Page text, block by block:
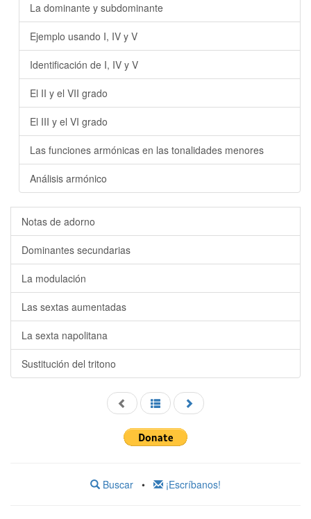
La dominante y subdominante
Ejemplo usando I, IV y V
Identificación de I, IV y V
El II y el VII grado
El III y el VI grado
Las funciones armónicas en las tonalidades menores
Análisis armónico
Notas de adorno
Dominantes secundarias
La modulación
Las sextas aumentadas
La sexta napolitana
Sustitución del tritono
Buscar • ¡Escríbanos!